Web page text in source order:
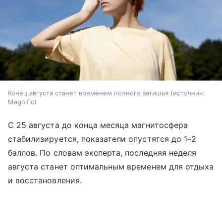
Конец августа станет временем полного затишья
источник:
Magnific
С 25 августа до конца месяца магнитосфера
стабилизируется, показатели опустятся до 1–2
баллов. По словам эксперта, последняя неделя
августа станет оптимальным временем для отдыха
и восстановления.